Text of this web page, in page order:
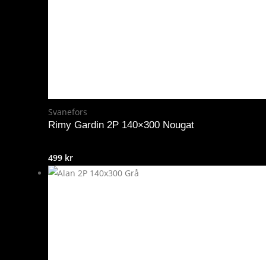
Svanefors
Rimy Gardin 2P 140×300 Nougat
499 kr